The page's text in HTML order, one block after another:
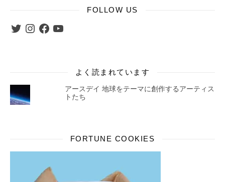
FOLLOW US
TwitterInstagram
FacebookYouTube
よく読まれています
アースデイ 地球をテーマに創作するアーティス
トたち
FORTUNE COOKIES